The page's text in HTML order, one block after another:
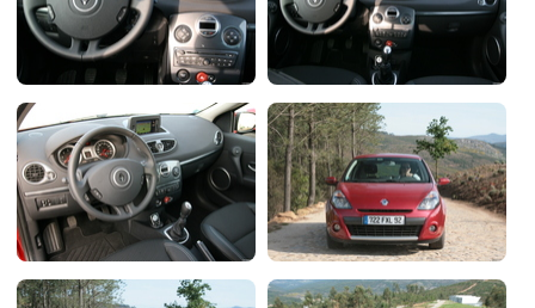
Services
Forum
Moto
Marques